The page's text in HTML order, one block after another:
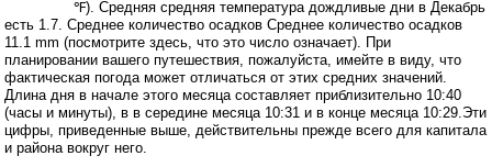
℉). Средняя средняя температура дождливые дни в Декабрь
есть 1.7. Среднее количество осадков Среднее количество осадков
11.1 mm (посмотрите здесь, что это число означает). При
планировании вашего путешествия, пожалуйста, имейте в виду, что
фактическая погода может отличаться от этих средних значений.
Длина дня в начале этого месяца составляет приблизительно 10:40
(часы и минуты), в в середине месяца 10:31 и в конце месяца 10:29.Эти
цифры, приведенные выше, действительны прежде всего для капитала
и района вокруг него.